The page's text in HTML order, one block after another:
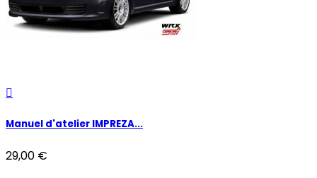

Manuel d'atelier IMPREZA...
29,00 €